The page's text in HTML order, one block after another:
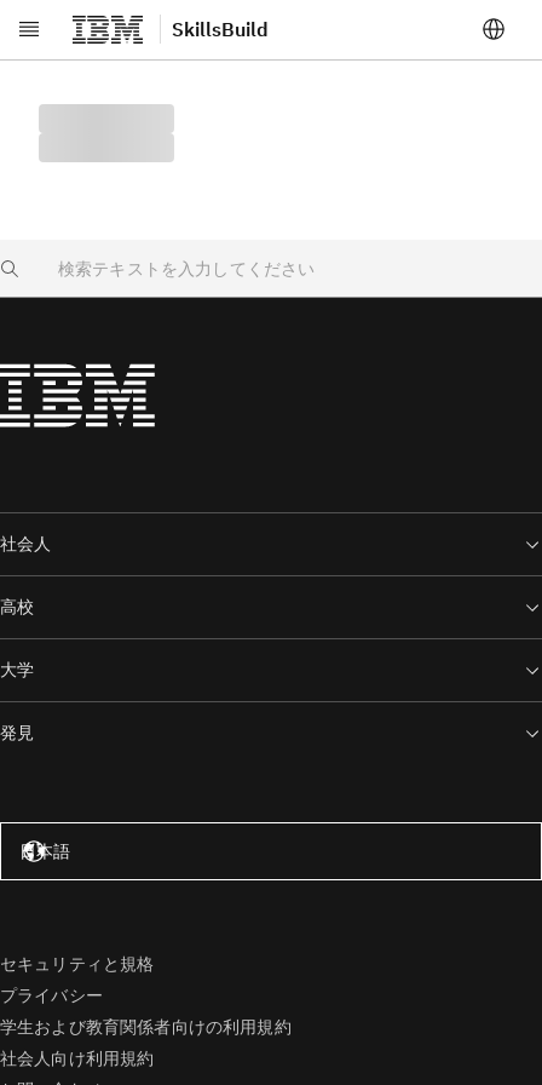
メインコンテンツへスキップ
SkillsBuild
Search
社会人
高校
大学
発見
日本語
セキュリティと規格
プライバシー
学生および教育関係者向けの利用規約
社会人向け利用規約